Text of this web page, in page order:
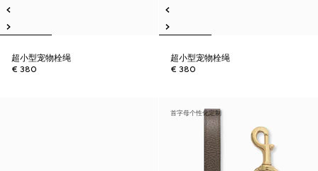
超小型宠物栓绳
€ 380
超小型宠物栓绳
€ 380
首字母个性化定制